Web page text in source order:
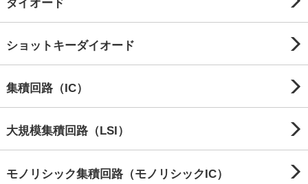
ダイオード
ショットキーダイオード
集積回路（IC）
大規模集積回路（LSI）
モノリシック集積回路（モノリシックIC）